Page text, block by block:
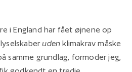
i England har fået øjnene op
uden klimakrav måske
samme grundlag, formoder jeg,